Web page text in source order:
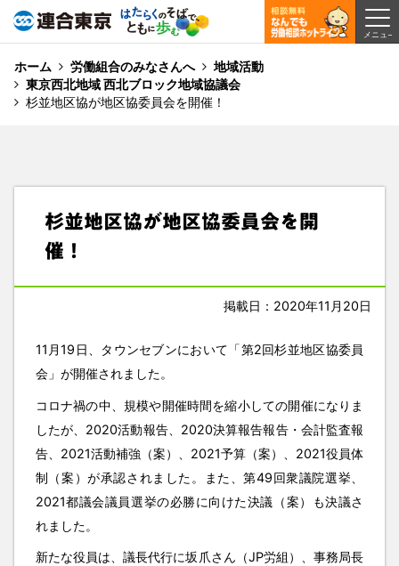
ホーム 労働組合のみなさんへ
地域活動
東京西北地域 西北ブロック地域協議会
杉並地区協が地区協委員会を開催！
杉並地区協が地区協委員会を開
催！
掲載日：2020年11月20日
11月19日、タウンセブンにおいて「第2回杉並地区協委員
会」が開催されました。
コロナ禍の中、規模や開催時間を縮小しての開催になりま
したが、2020活動報告、2020決算報告報告・会計監査報
告、2021活動補強（案）、2021予算（案）、2021役員体
制（案）が承認されました。また、第49回衆議院選挙、
2021都議会議員選挙の必勝に向けた決議（案）も決議さ
れました。
新たな役員は、議長代行に坂爪さん（JP労組）、事務局長